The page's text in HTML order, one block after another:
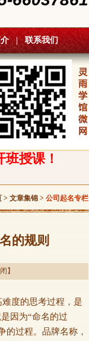
联系我们
授课！
> 文章集锦 > 公司起名专栏
的规则
】
度的思考过程，是
因为“命名的过
的过程。品牌名称，